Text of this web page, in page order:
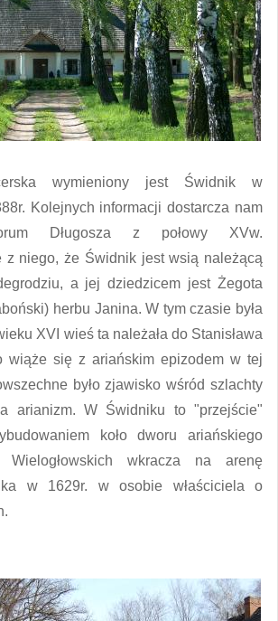
wymieniony jest Świdnik w
Kolejnych informacji dostarcza nam
Długosza z połowy XVw.
z niego, że Świdnik jest wsią należącą
a jej dziedzicem jest Żegota
herbu Janina. W tym czasie była
XVI wieś ta należała do Stanisława
wiąże się z ariańskim epizodem w tej
było zjawisko wśród szlachty
arianizm. W Świdniku to "przejście"
koło dworu ariańskiego
Wielogłowskich wkracza na arenę
w 1629r. w osobie właściciela o